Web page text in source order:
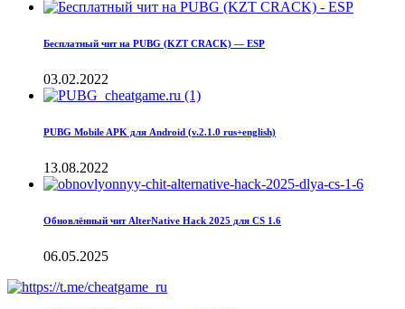
Бесплатный чит на PUBG (KZT CRACK) — ESP
03.02.2022
PUBG Mobile APK для Android (v.2.1.0 rus+english)
13.08.2022
Обновлённый чит AlterNative Hack 2025 для CS 1.6
06.05.2025